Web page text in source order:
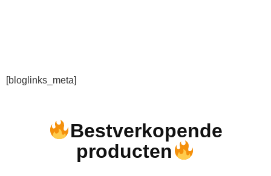
[bloglinks_meta]
Bestverkopende
producten